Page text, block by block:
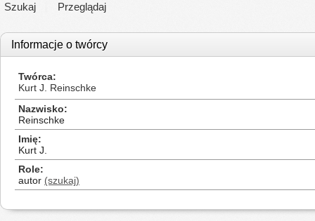
Szukaj Przeglądaj
Informacje o twórcy
Twórca
Kurt J. Reinschke
Nazwisko
Reinschke
Imię
Kurt J.
Role
autor (szukaj)